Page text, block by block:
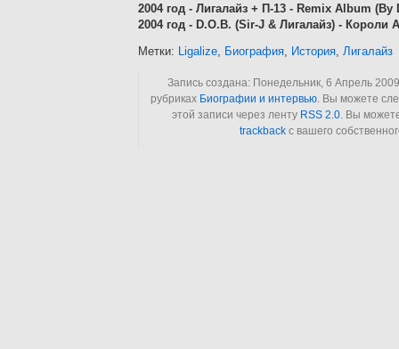
2004 год - Лигалайз + П-13 - Remix Album (By
2004 год - D.O.B. (Sir-J & Лигалайз) - Короли
Метки: Ligalize, Биография, История, Лигалайз
Запись создана: Понедельник, 6 Апрель
рубриках Биографии и интервью. Вы можете
этой записи через ленту RSS 2.0. Вы
trackbackс вашего